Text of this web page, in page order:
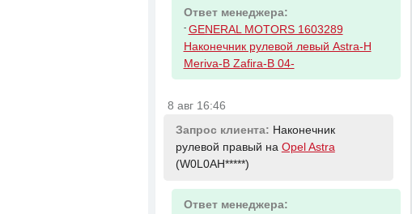
Ответ менеджера:
- GENERAL MOTORS 1603289
Наконечник рулевой левый Astra-H
Meriva-B Zafira-B 04-
8 авг 16:46
Запрос клиента: Наконечник
рулевой правый на Opel Astra
(W0L0AH*****)
Ответ менеджера: